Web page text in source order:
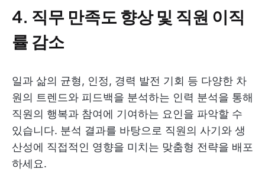
4. 직무 만족도 향상 및 직원 이직
률 감소
일과 삶의 균형, 인정, 경력 발전 기회 등 다양한 차
원의 트렌드와 피드백을 분석하는 인력 분석을 통해
직원의 행복과 참여에 기여하는 요인을 파악할 수
있습니다. 분석 결과를 바탕으로 직원의 사기와 생
산성에 직접적인 영향을 미치는 맞춤형 전략을 배포
하세요.